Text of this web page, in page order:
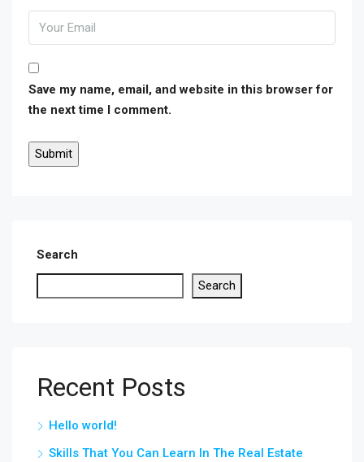
Save my name, email, and website in this browser for
the next time I comment.
Search
Search
Recent Posts
Hello world!
Skills That You Can Learn In The Real Estate